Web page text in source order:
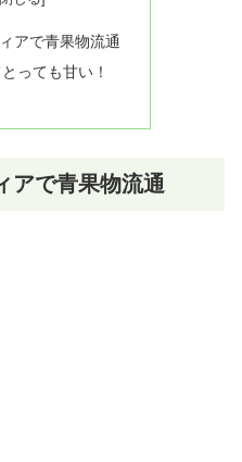
アで青果物流通
っても甘い！
アで青果物流通